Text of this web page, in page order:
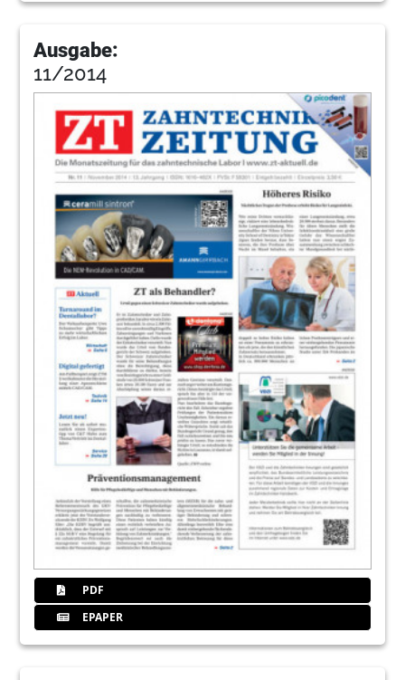
Ausgabe:
11/2014
PDF
EPAPER